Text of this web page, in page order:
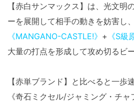
【赤白サンマックス】は、光文明
ーを展開して相手の動きを妨害し
《MANGANO-CASTLE!》 + 《S級
大量の打点を形成して攻め切るビ
【赤単ブランド】と比べると一歩
《奇石ミクセル/ジャミング・チ